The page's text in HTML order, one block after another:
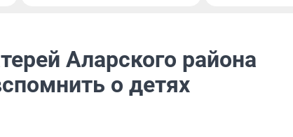
Аларского района
о детях